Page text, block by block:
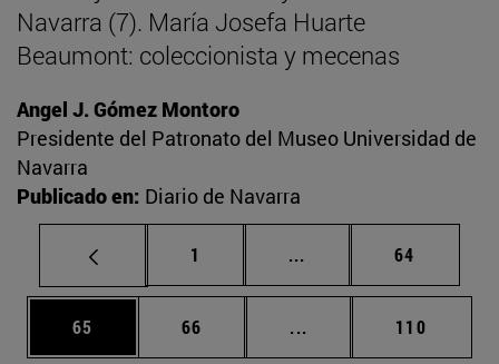
Navarra (7). María Josefa Huarte
Beaumont: coleccionista y mecenas
Angel J. Gómez Montoro
Presidente del Patronato del Museo Universidad de
Navarra
Publicado en: Diario de Navarra
Página
1 ... Páginas intermedias
Página
64
Página
65 Página
66 ... Páginas intermedias
Página
110